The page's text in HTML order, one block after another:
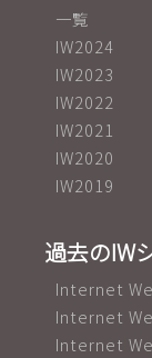
一覧
IW2024
IW2023
IW2022
IW2021
IW2020
IW2019
過去のIW
Internet
Internet
Internet